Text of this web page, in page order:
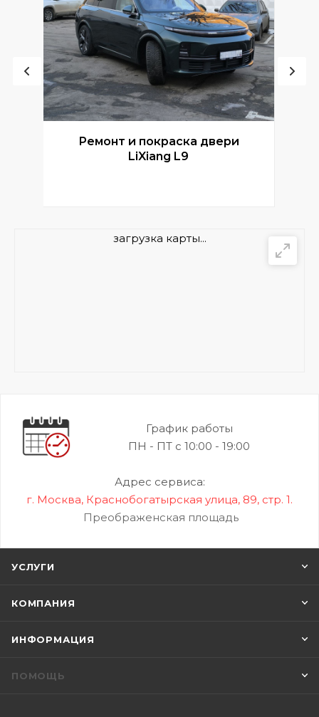
Ремонт и покраска двери
LiXiang L9
загрузка карты...
График работы
ПН - ПТ с 10:00 - 19:00
Адрес сервиса:
г. Москва, Краснобогатырская улица, 89, стр. 1.
Преображенская площадь
УСЛУГИ
КОМПАНИЯ
ИНФОРМАЦИЯ
ПОМОЩЬ